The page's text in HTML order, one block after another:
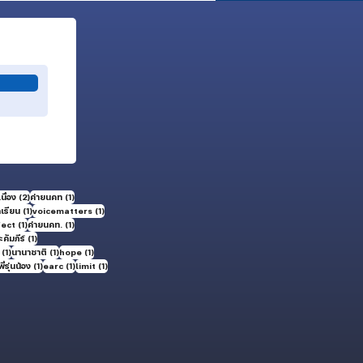
อง (2)2 กระทู้
ค่ายนคท (1)1 กระทู้
รียน (1)1 กระทู้
voicematters (1)1 กระทู้
(1)1 กระทู้
ค่ายนคท. (1)1 กระทู้
คัมภีร์ (1)1 กระทู้
(1)1 กระทู้
นานาชาติ (1)1 กระทู้
hope (1)1 กระทู้
ะทู้
รุ่นน้อง (1)1 กระทู้
earc (1)1 กระทู้
limit (1)1 กระทู้